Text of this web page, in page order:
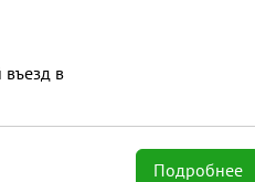
в
Подробнее